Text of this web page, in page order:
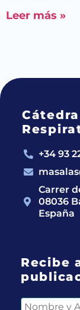
Leer más »
+34 93
Carrer
08036
España
Recibe